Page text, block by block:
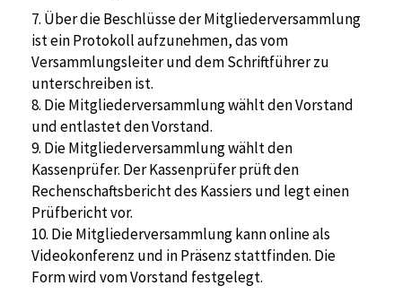
7. Über die Beschlüsse der Mitgliederversammlung
ist ein Protokoll aufzunehmen, das vom
Versammlungsleiter und dem Schriftführer zu
unterschreiben ist.
8. Die Mitgliederversammlung wählt den Vorstand
und entlastet den Vorstand.
9. Die Mitgliederversammlung wählt den
Kassenprüfer. Der Kassenprüfer prüft den
Rechenschaftsbericht des Kassiers und legt einen
Prüfbericht vor.
10. Die Mitgliederversammlung kann online als
Videokonferenz und in Präsenz stattfinden. Die
Form wird vom Vorstand festgelegt.